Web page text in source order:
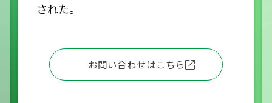
された。
お問い合わせはこちら